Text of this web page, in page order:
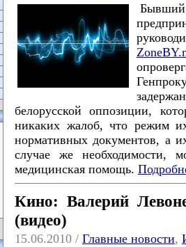
белорусской оппозиции,
никаких жалоб, что режим их
нормативных документов, а
случае же необходимости,
медицинская помощь.
Кино: Валерий
(видео)
15.06.2010 / Главные новости,